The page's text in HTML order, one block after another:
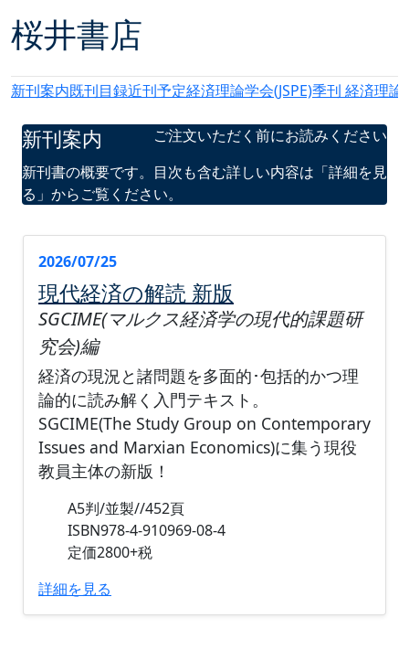
桜井書店
新刊案内既刊目録近刊予定経済理論学会(JSPE)季刊 経済理論
新刊案内
ご注文いただく前にお読みください
新刊書の概要です。目次も含む詳しい内容は「詳細を見
る」からご覧ください。
2026/07/25
現代経済の解読 新版
SGCIME(マルクス経済学の現代的課題研
究会)編
経済の現況と諸問題を多面的･包括的かつ理
論的に読み解く入門テキスト。
SGCIME(The Study Group on Contemporary
Issues and Marxian Economics)に集う現役
教員主体の新版！
A5判/並製//452頁
ISBN978-4-910969-08-4
定価2800+税
詳細を見る